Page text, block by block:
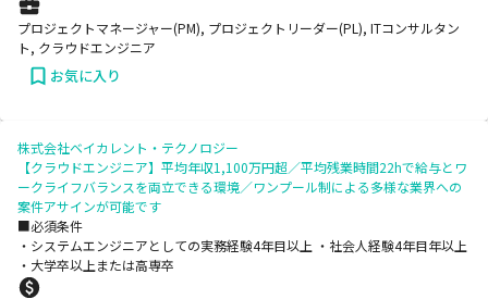
プロジェクトマネージャー(PM), プロジェクトリーダー(PL), ITコンサルタン
ト, クラウドエンジニア
お気に入り
株式会社ベイカレント・テクノロジー
【クラウドエンジニア】平均年収1,100万円超／平均残業時間22hで給与とワ
ークライフバランスを両立できる環境／ワンプール制による多様な業界への
案件アサインが可能です
■必須条件
・システムエンジニアとしての実務経験4年目以上 ・社会人経験4年目年以上
・大学卒以上または高専卒